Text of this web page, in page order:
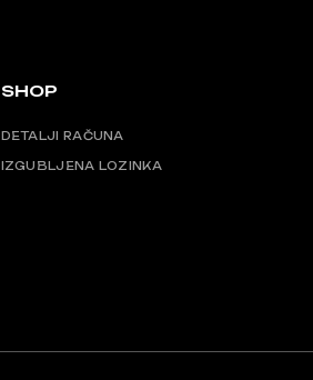
SHOP
DETALJI RAČUNA
IZGUBLJENA LOZINKA